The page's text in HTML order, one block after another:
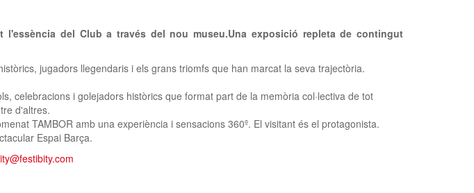
l'essència del Club a través del nou museu.Una exposició repleta de contingut
jugadors llegendaris i els grans triomfs que han marcat la seva trajectòria.
celebracions i golejadors històrics que format part de la memòria col·lectiva de tot
d'altres.
TAMBOR amb una experiència i sensacions 360º. El visitant és el protagonista.
Espai Barça.